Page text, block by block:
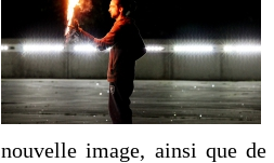
nouvelle image, ainsi que